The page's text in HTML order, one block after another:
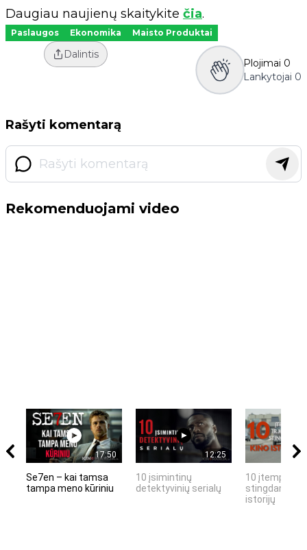
Daugiau naujienų skaitykite čia.
Paslaugos Ekonomika Maisto Produktai
Dalintis
Plojimai 0
Lankytojai 0
Rašyti komentarą
Rekomenduojami video
17:50
Se7en – kai tamsa
tampa meno kūriniu
12:25
10 įsimintinų
detektyvinių serialų
10 įtemptų,
stingdančių
istorijų